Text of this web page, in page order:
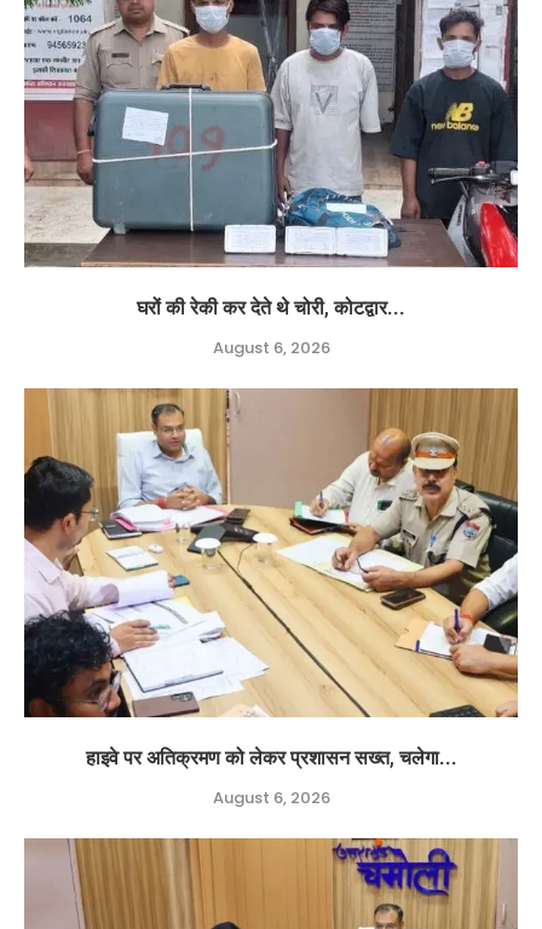
घरों की रेकी कर देते थे चोरी, कोटद्वार...
August 6, 2026
हाइवे पर अतिक्रमण को लेकर प्रशासन सख्त, चलेगा...
August 6, 2026